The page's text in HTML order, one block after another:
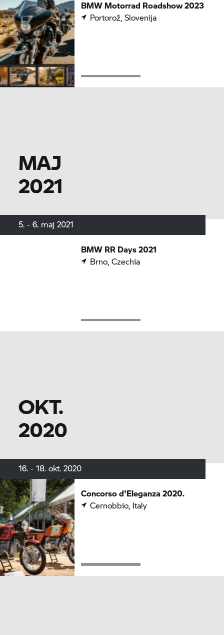
BMW Motorrad Roadshow 2023
Portorož, Slovenija
MAJ
2021
5. - 6. maj 2021
BMW RRDays 2021
Brno, Czechia
OKT.
2020
16. - 18. okt. 2020
Concorso d'Eleganza 2020.
Cernobbio, Italy